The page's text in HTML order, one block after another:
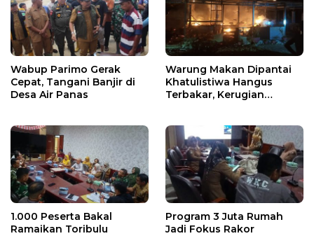
Wabup Parimo Gerak
Cepat, Tangani Banjir di
Desa Air Panas
Warung Makan Dipantai
Khatulistiwa Hangus
Terbakar, Kerugian
1.000 Peserta Bakal
Ramaikan Toribulu
Program 3 Juta Rumah
Jadi Fokus Rakor